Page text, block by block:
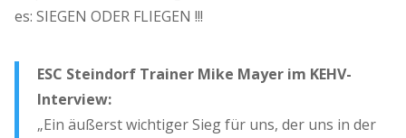
es: SIEGEN ODER FLIEGEN !!!
ESC Steindorf Trainer Mike Mayer im KEHV-
Interview:
„Ein äußerst wichtiger Sieg für uns, der uns in der